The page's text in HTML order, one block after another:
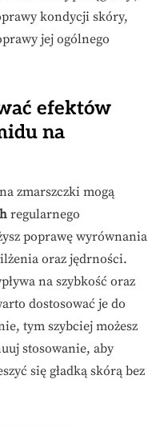
kondycji skóry,
jej ogólnego
efektów
na
zmarszczki mogą
regularnego
poprawę wyrównania
oraz jędrności.
na szybkość oraz
dostosować je do
tym szybciej możesz
stosowanie, aby
się gładką skórą bez